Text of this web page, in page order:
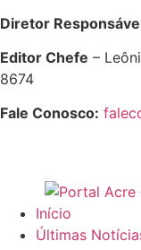
Diretor
Editor Chefe –
8674
Fale Conosco:
Início
Últimas